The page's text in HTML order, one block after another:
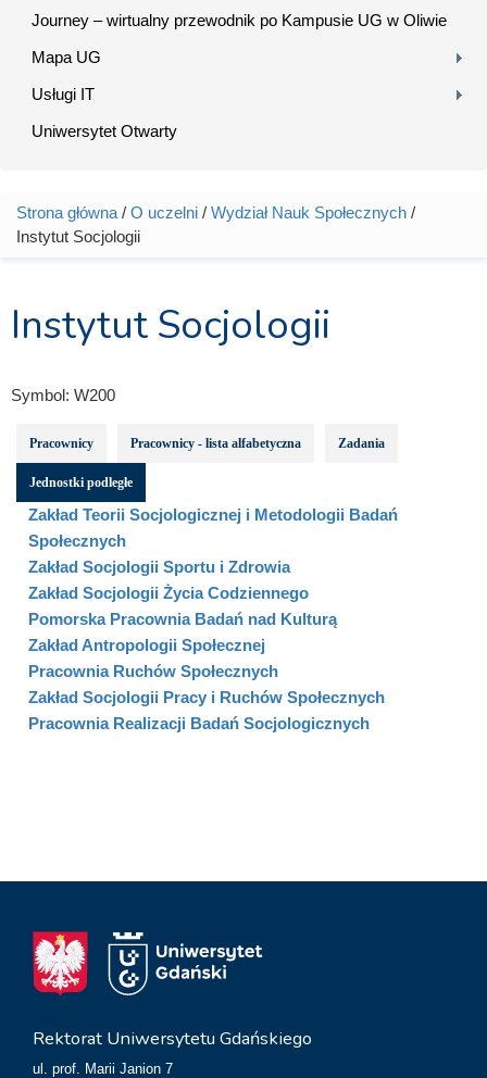
Journey – wirtualny przewodnik po Kampusie UG w Oliwie
Mapa UG
Usługi IT
Uniwersytet Otwarty
Jesteś tutaj
Strona główna / O uczelni / Wydział Nauk Społecznych /
Instytut Socjologii
Instytut Socjologii
Symbol: W200
Pracownicy Pracownicy - lista alfabetyczna Zadania
Jednostki podległe
Zakład Teorii Socjologicznej i Metodologii Badań
Społecznych
Zakład Socjologii Sportu i Zdrowia
Zakład Socjologii Życia Codziennego
Pomorska Pracownia Badań nad Kulturą
Zakład Antropologii Społecznej
Pracownia Ruchów Społecznych
Zakład Socjologii Pracy i Ruchów Społecznych
Pracownia Realizacji Badań Socjologicznych
Rektorat Uniwersytetu Gdańskiego
ul. prof. Marii Janion 7